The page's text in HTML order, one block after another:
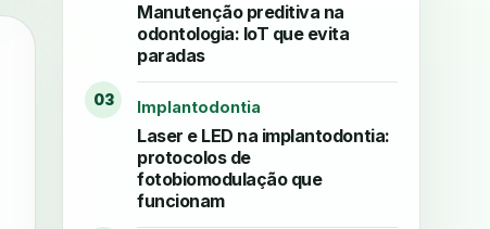
Manutenção preditiva na
odontologia: IoT que evita
paradas
03 Implantodontia
Laser e LED na implantodontia:
protocolos de
fotobiomodulação que
funcionam